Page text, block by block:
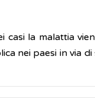
la malattia
nei paesi in via